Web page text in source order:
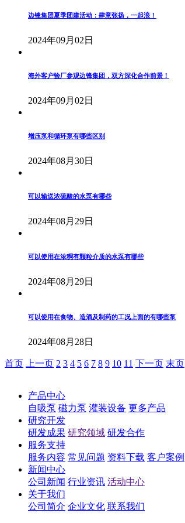
边锋集团夏季团建活动：肆意张扬，一起浪！
2024年09月02日
海外客户验厂参观边锋集团，双方深化合作前景！
2024年09月02日
增压泵和循环泵有哪些区别
2024年08月30日
可以输送浓硫酸的水泵有哪些
2024年08月29日
可以使用在浓稠有颗粒介质的水泵有哪些
2024年08月29日
可以使用在食物、造酒及制药的工况上面的有哪些泵
2024年08月28日
首页 上一页 2 3 4 5 6 7 8 9 10 11 下一页 末页
产品中心
自吸泵 磁力泵 灌装设备 更多产品
研究开发
研发成果 研究领域 研发合作
服务支持
服务内容 常见问题 资料下载 客户案例
新闻中心
公司新闻 行业资讯 活动中心
关于我们
公司简介 企业文化 联系我们